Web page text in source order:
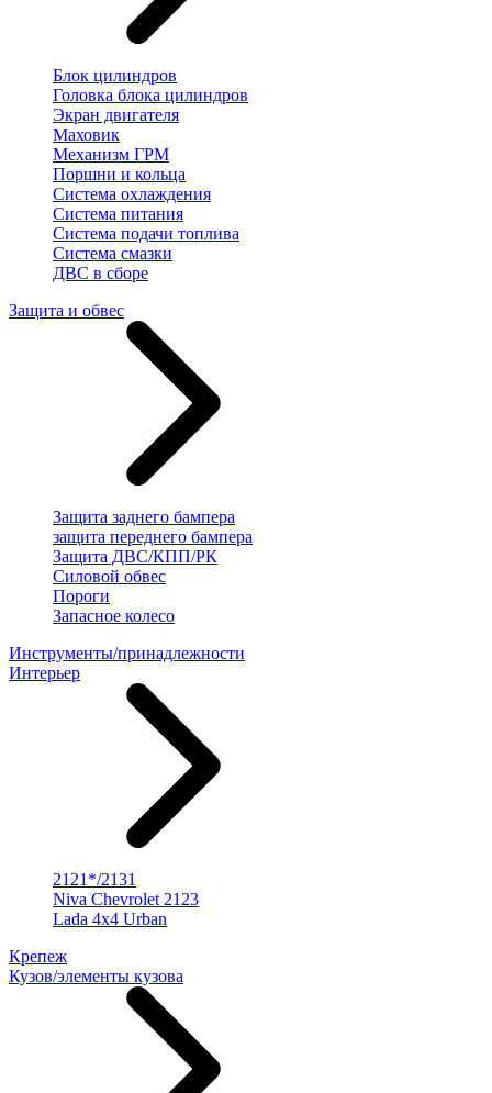
Блок цилиндров
Головка блока цилиндров
Экран двигателя
Маховик
Механизм ГРМ
Поршни и кольца
Система охлаждения
Система питания
Система подачи топлива
Система смазки
ДВС в сборе
Защита и обвес
Защита заднего бампера
защита переднего бампера
Защита ДВС/КПП/РК
Силовой обвес
Пороги
Запасное колесо
Инструменты/принадлежности
Интерьер
2121*/2131
Niva Chevrolet 2123
Lada 4x4 Urban
Крепеж
Кузов/элементы кузова